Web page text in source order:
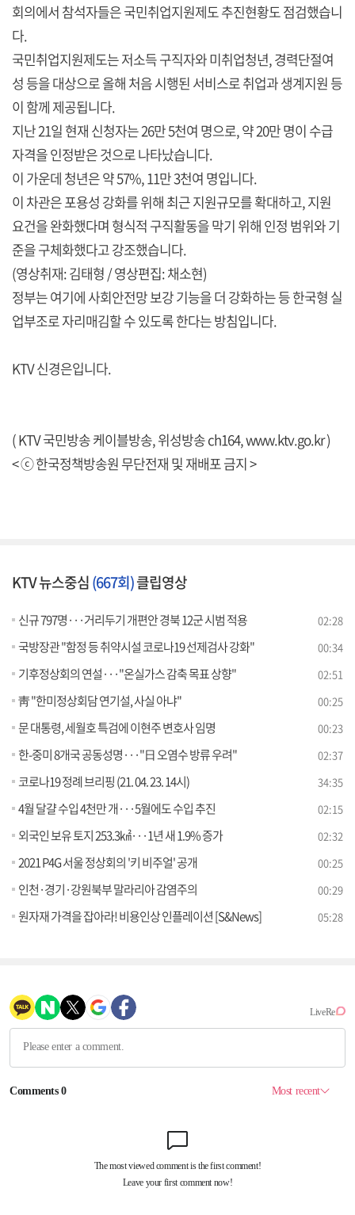
회의에서 참석자들은 국민취업지원제도 추진현황도 점검했습니
다.
국민취업지원제도는 저소득 구직자와 미취업청년, 경력단절여
성 등을 대상으로 올해 처음 시행된 서비스로 취업과 생계지원 등
이 함께 제공됩니다.
지난 21일 현재 신청자는 26만 5천여 명으로, 약 20만 명이 수급
자격을 인정받은 것으로 나타났습니다.
이 가운데 청년은 약 57%, 11만 3천여 명입니다.
이 차관은 포용성 강화를 위해 최근 지원규모를 확대하고, 지원
요건을 완화했다며 형식적 구직활동을 막기 위해 인정 범위와 기
준을 구체화했다고 강조했습니다.
(영상취재: 김태형 / 영상편집: 채소현)
정부는 여기에 사회안전망 보강 기능을 더 강화하는 등 한국형 실
업부조로 자리매김할 수 있도록 한다는 방침입니다.
KTV 신경은입니다.
( KTV 국민방송 케이블방송, 위성방송 ch164,www.ktv.go.kr)
< ⓒ 한국정책방송원 무단전재 및 재배포 금지 >
KTV 뉴스중심(667회)클립영상
신규 797명···거리두기 개편안 경북 12군 시범 적용 02:28
국방장관 "함정 등 취약시설 코로나19 선제검사 강화" 00:34
기후정상회의 연설···"온실가스 감축 목표 상향" 02:51
靑 "한미정상회담 연기설, 사실 아냐" 00:25
문 대통령, 세월호 특검에 이현주 변호사 임명 00:23
한-중미 8개국 공동성명···"日 오염수 방류 우려" 02:37
코로나19 정례 브리핑 (21. 04. 23. 14시) 34:35
4월 달걀 수입 4천만 개···5월에도 수입 추진 02:15
외국인 보유 토지 253.3㎢···1년 새 1.9% 증가 02:32
2021 P4G 서울 정상회의 '키 비주얼' 공개 00:25
인천·경기·강원북부 말라리아 감염주의 00:29
원자재 가격을 잡아라! 비용인상 인플레이션 [S&News] 05:28